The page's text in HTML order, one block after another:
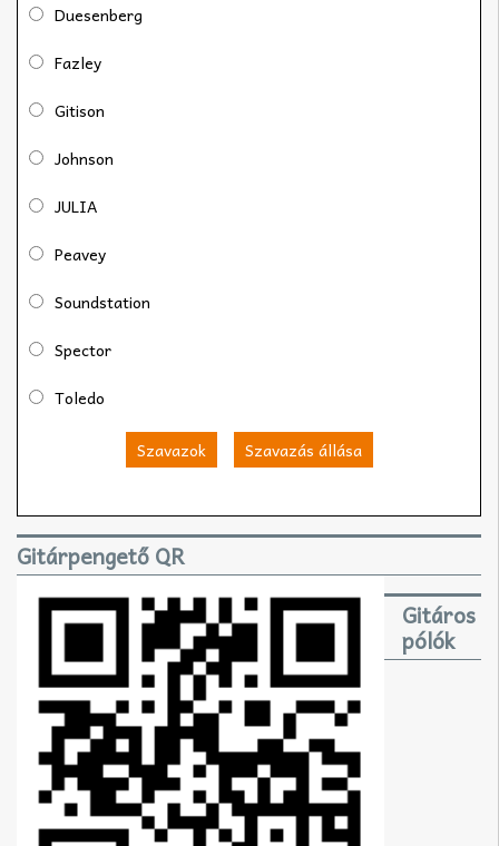
Duesenberg
Fazley
Gitison
Johnson
JULIA
Peavey
Soundstation
Spector
Toledo
Szavazok Szavazás állása
Gitárpengető QR
Gitáros
pólók